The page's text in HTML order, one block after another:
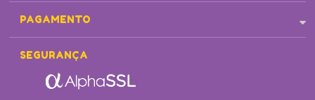
PAGAMENTO
SEGURANÇA